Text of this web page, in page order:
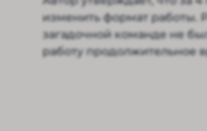
изменить формат работы.
загадочной команде не
работу продолжительное